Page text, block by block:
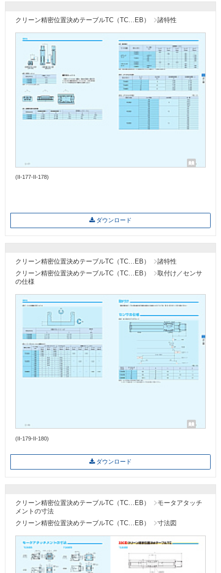
クリーン精密位置決めテーブルTC（TC…EB） 諸特性
(II-177-II-178)
ダウンロード
クリーン精密位置決めテーブルTC（TC…EB）
諸特性
クリーン精密位置決めテーブルTC（TC…EB）
取付け／センサ
の仕様
(II-179-II-180)
ダウンロード
クリーン精密位置決めテーブルTC（TC…EB）
モータアタッチ
メントの寸法
クリーン精密位置決めテーブルTC（TC…EB）
寸法図